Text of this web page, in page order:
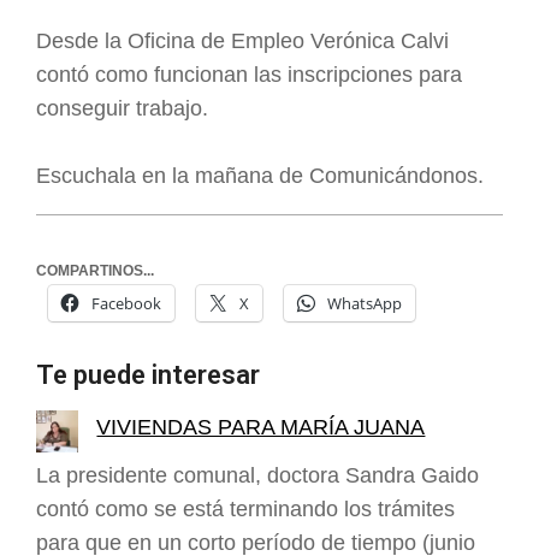
Desde la Oficina de Empleo Verónica Calvi
contó como funcionan las inscripciones para
conseguir trabajo.
Escuchala en la mañana de Comunicándonos.
COMPARTINOS...
Facebook X WhatsApp
Te puede interesar
VIVIENDAS PARA MARÍA JUANA
La presidente comunal, doctora Sandra Gaido
contó como se está terminando los trámites
para que en un corto período de tiempo (junio